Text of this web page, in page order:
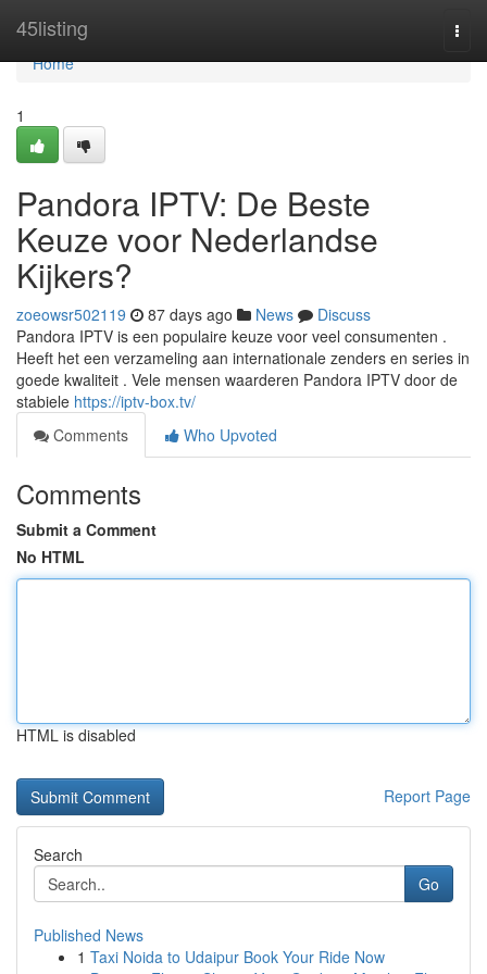
45listing
Home
Home
1
Pandora IPTV: De Beste
Keuze voor Nederlandse
Kijkers?
zoeowsr502119 87 days ago News
Discuss
Pandora IPTV is een populaire keuze voor veel consumenten .
Heeft het een verzameling aan internationale zenders en series in
goede kwaliteit . Vele mensen waarderen Pandora IPTV door de
stabiele https://iptv-box.tv/
Comments
Who Upvoted
Comments
Submit a Comment
No HTML
HTML is disabled
Report Page
Search
Go
Published News
1 Taxi Noida to Udaipur Book Your Ride Now